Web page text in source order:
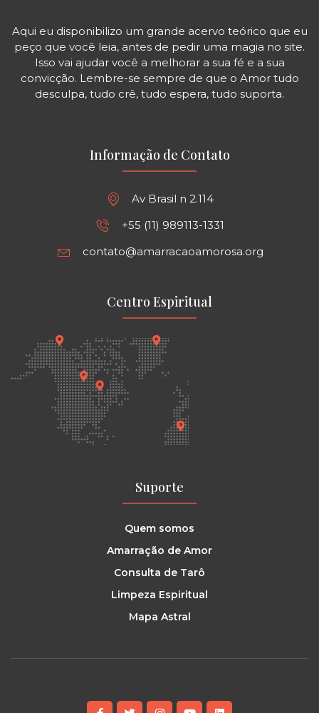
Aqui eu disponibilizo um grande acervo teórico que eu
peço que você leia, antes de pedir uma magia no site.
Isso vai ajudar você a melhorar a sua fé e a sua
convicção. Lembre-se sempre de que o Amor tudo
desculpa, tudo crê, tudo espera, tudo suporta.
Informação de Contato
Av Brasil n 2.114
+55 (11) 989113-1331
contato@amarracaoamorosa.org
Centro Espiritual
Suporte
Quem somos
Amarração de Amor
Consulta de Tarô
Limpeza Espiritual
Mapa Astral